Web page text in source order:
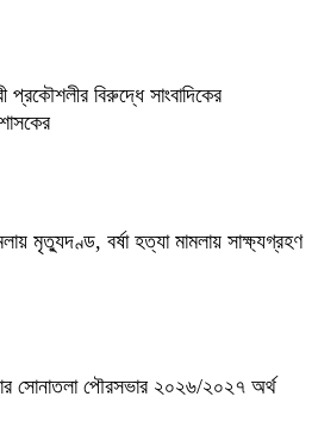
বিরুদ্ধে সাংবাদিকের
মৃত্যুদণ্ড, বর্ষা হত্যা মামলায় সাক্ষ্যগ্রহণ
সোনাতলা পৌরসভার ২০২৬/২০২৭ অর্থ